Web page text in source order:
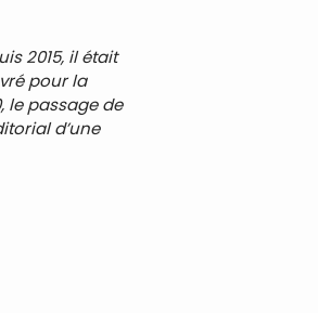
2015, il était
pour la
le passage de
d’une